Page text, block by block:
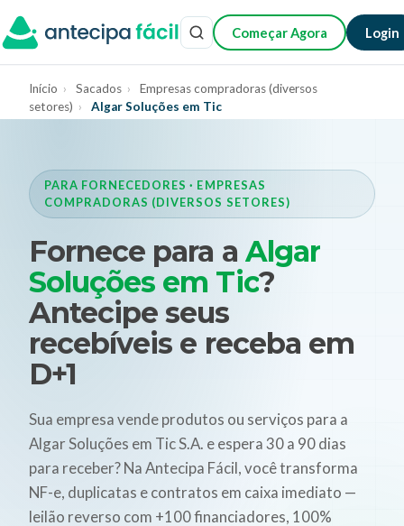
Começar Agora Login
Início › Sacados ›
Empresas compradoras (diversos
setores) › Algar Soluções em Tic
PARA FORNECEDORES · EMPRESAS
COMPRADORAS (DIVERSOS SETORES)
Fornece para a Algar
Soluções em Tic?
Antecipe seus
recebíveis e receba em
D+1
Sua empresa vende produtos ou serviços para a
Algar Soluções em Tic S.A. e espera 30 a 90 dias
para receber? Na Antecipa Fácil, você transforma
NF-e, duplicatas e contratos em caixa imediato —
leilão reverso com +100 financiadores, 100%